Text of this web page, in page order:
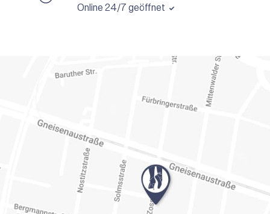
Online 24/7 geöffnet